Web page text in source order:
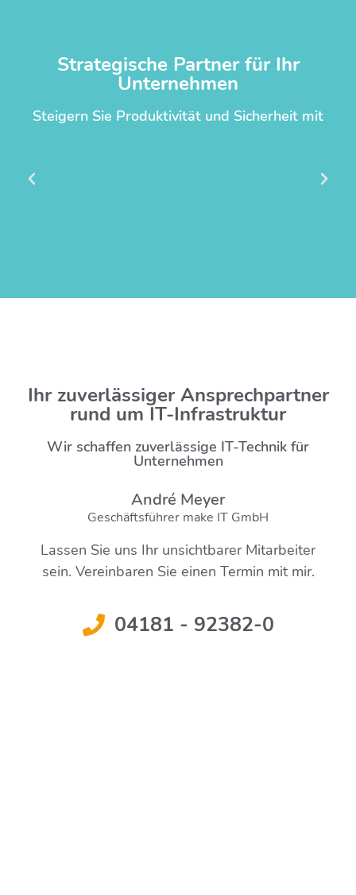
Strategische Partner für Ihr
Unternehmen
Steigern Sie Produktivität und Sicherheit mit
Ihr zuverlässiger Ansprechpartner
rund um IT-Infrastruktur
Wir schaffen zuverlässige IT-Technik für
Unternehmen
André Meyer
Geschäftsführer make IT GmbH
Lassen Sie uns Ihr unsichtbarer Mitarbeiter
sein. Vereinbaren Sie einen Termin mit mir.
04181 - 92382-0